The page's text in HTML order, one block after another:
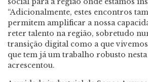
“Adicionalmente, estes encontros
permitem amplificar a nossa
reter talento na região, sobretudo
transição digital como a que
que tem já um trabalho robusto nesta
acrescentou.